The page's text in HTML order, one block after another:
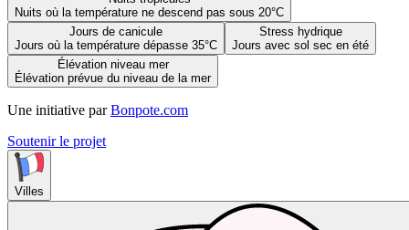
Nuits où la température ne descend pas sous 20°C
Jours de canicule
Jours où la température dépasse 35°C
Stress hydrique
Jours avec sol sec en été
Élévation niveau mer
Élévation prévue du niveau de la mer
Une initiative par Bonpote.com
Soutenir le projet
Villes